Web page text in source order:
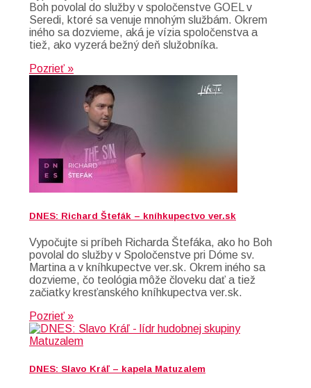
Boh povolal do služby v spoločenstve GOEL v
Seredi, ktoré sa venuje mnohým službám. Okrem
iného sa dozvieme, aká je vízia spoločenstva a
tiež, ako vyzerá bežný deň služobníka.
Pozrieť »
DNES: Richard Štefák – kníhkupectvo ver.sk
Vypočujte si príbeh Richarda Štefáka, ako ho Boh
povolal do služby v Spoločenstve pri Dóme sv.
Martina a v kníhkupectve ver.sk. Okrem iného sa
dozvieme, čo teológia môže človeku dať a tiež
začiatky kresťanského kníhkupectva ver.sk.
Pozrieť »
DNES: Slavo Kráľ – kapela Matuzalem